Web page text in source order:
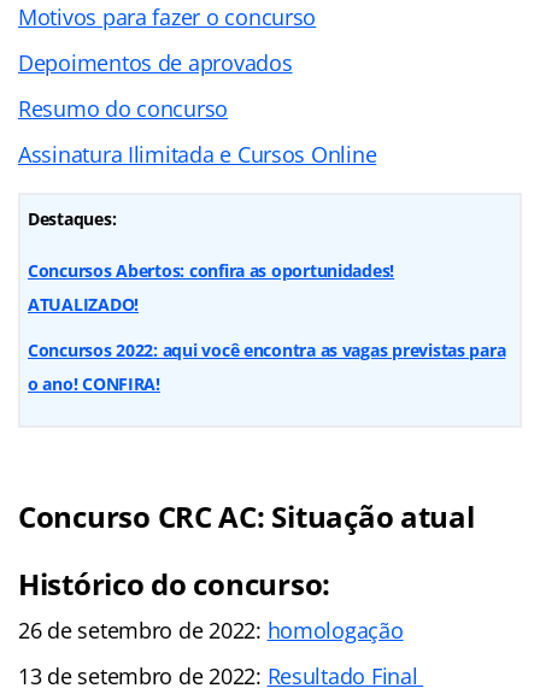
Motivos para fazer o concurso
Depoimentos de aprovados
Resumo do concurso
Assinatura Ilimitada e Cursos Online
Destaques:
Concursos Abertos: confira as oportunidades!
ATUALIZADO!
Concursos 2022: aqui você encontra as vagas previstas para
o ano! CONFIRA!
Concurso CRC AC: Situação atual
Histórico do concurso:
26 de setembro de 2022: homologação
13 de setembro de 2022: Resultado Final